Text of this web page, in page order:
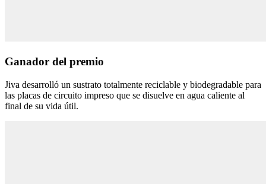
Ganador del premio
Jiva desarrolló un sustrato totalmente reciclable y biodegradable para
las placas de circuito impreso que se disuelve en agua caliente al
final de su vida útil.